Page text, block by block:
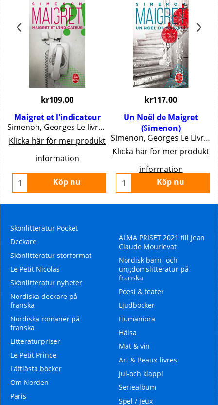
kr109.00
Maigret et l'indicateur
Simenon, Georges Le livre de poche, 187 pgs.
Klicka här för mer produkt
information
Köp nu
kr117.00
Un Noël de Maigret
(Simenon)
Simenon, Georges Le Livre de Poche, 95 pgs.
Klicka här för mer produkt
information
Köp nu
Skönlitteratur Pocket
Deckare
Skönlitteratur storformat
Le Petit Nicolas
Skönlitteratur nyheter
Nordiska deckare på
franska
Nordiska romaner på
franska
Litteraturpriser
Le Petit Prince
Lättlästa böcker
Om Norden
Paris
ALMA PRISET 2021 till Jean
Claude Mourlevat
Nordisk barn- och
ungdomslitteratur på
franska
Poesi & teater
Ljudböcker
Humaniora
Hälsa
Mat & vin
Art & Beaux-livres
Jul-och klapp!
Seriealbum
Spel / Jeux